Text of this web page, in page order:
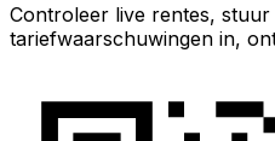
Controleer live rentes, stuur
tariefwaarschuwingen in,